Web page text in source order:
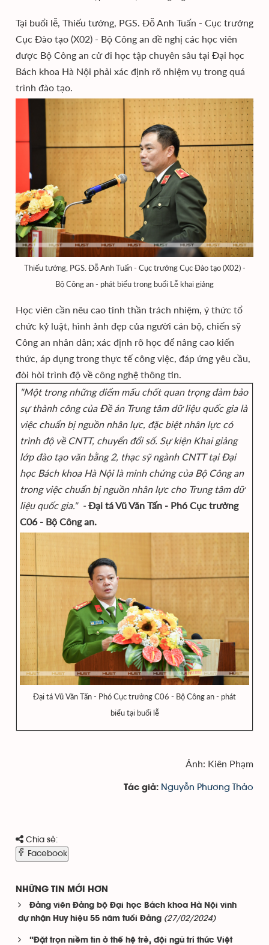
Tại buổi lễ, Thiếu tướng, PGS. Đỗ Anh Tuấn - Cục trưởng
Cục Đào tạo (X02) - Bộ Công an đề nghị các học viên
được Bộ Công an cử đi học tập chuyên sâu tại Đại học
Bách khoa Hà Nội phải xác định rõ nhiệm vụ trong quá
trình đào tạo.
Thiếu tướng, PGS. Đỗ Anh Tuấn - Cục trưởng Cục Đào tạo (X02) -
Bộ Công an - phát biểu trong buổi Lễ khai giảng
Học viên cần nêu cao tinh thần trách nhiệm, ý thức tổ
chức kỷ luật, hình ảnh đẹp của người cán bộ, chiến sỹ
Công an nhân dân; xác định rõ học để nâng cao kiến
thức, áp dụng trong thực tế công việc, đáp ứng yêu cầu,
đòi hòi trình độ về công nghệ thông tin.
"Một trong những điểm mấu chốt quan trọng đảm bảo
sự thành công của Đề án Trung tâm dữ liệu quốc gia là
việc chuẩn bị nguồn nhân lực, đặc biệt nhân lực có
trình độ về CNTT, chuyển đổi số. Sự kiện Khai giảng
lớp đào tạo văn bằng 2, thạc sỹ ngành CNTT tại Đại
học Bách khoa Hà Nội là minh chứng của Bộ Công an
trong việc chuẩn bị nguồn nhân lực cho Trung tâm dữ
liệu quốc gia." - Đại tá Vũ Văn Tấn - Phó Cục trưởng
C06 - Bộ Công an.
Đại tá Vũ Văn Tấn - Phó Cục trưởng C06 - Bộ Công an - phát
biểu tại buổi lễ
Ảnh: Kiên Phạm
Tác giả: Nguyễn Phương Thảo
Chia sẻ:
Facebook
NHỮNG TIN MỚI HƠN
Đảng viên Đảng bộ Đại học Bách khoa Hà Nội vinh
dự nhận Huy hiệu 55 năm tuổi Đảng (27/02/2024)
“Đặt trọn niềm tin ở thế hệ trẻ, đội ngũ trí thức Việt